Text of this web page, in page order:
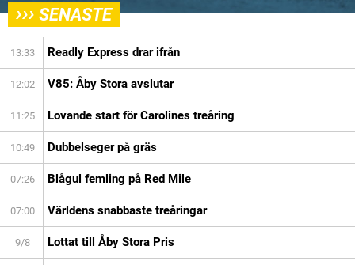
››› SENASTE
13:33 Readly Express drar ifrån
12:02 V85: Åby Stora avslutar
11:25 Lovande start för Carolines treåring
10:49 Dubbelseger på gräs
07:26 Blågul femling på Red Mile
07:00 Världens snabbaste treåringar
9/8 Lottat till Åby Stora Pris